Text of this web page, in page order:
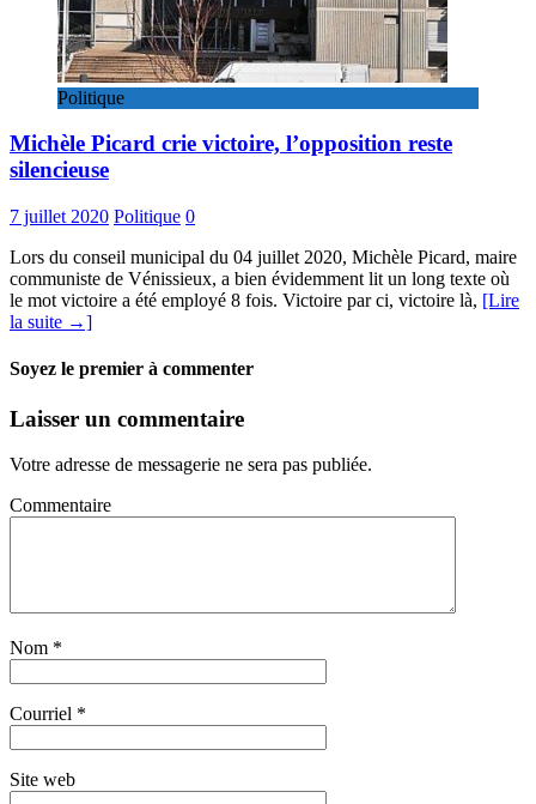
Politique
Michèle Picard crie victoire, l’opposition reste
silencieuse
7 juillet 2020 Politique 0
Lors du conseil municipal du 04 juillet 2020, Michèle Picard, maire
communiste de Vénissieux, a bien évidemment lit un long texte où
le mot victoire a été employé 8 fois. Victoire par ci, victoire là, [Lire
la suite →]
Soyez le premier à commenter
Laisser un commentaire
Votre adresse de messagerie ne sera pas publiée.
Commentaire
Nom *
Courriel *
Site web